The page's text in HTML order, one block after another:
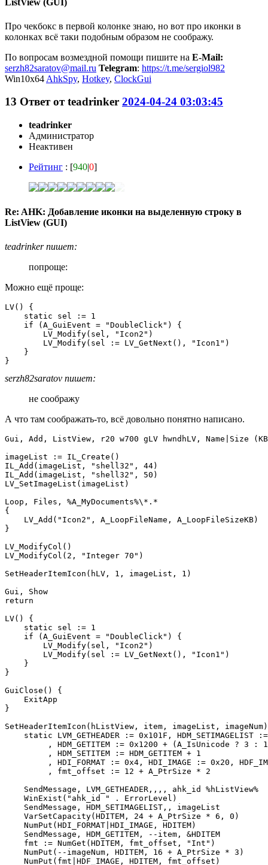
ListView (GUI)
Про чекбокс в первой колонке знаю, но вот про иконки в
колонках всё таки подобным образом не соображу.
По вопросам возмездной помощи пишите на E-Mail:
serzh82saratov@mail.ru Telegram: https://t.me/sergiol982
Win10x64 AhkSpy, Hotkey, ClockGui
13 Ответ отteadrinker 2024-04-24 03:03:45
teadrinker
Администратор
Неактивен
Рейтинг : [940|0]
Re: AHK: Добавление иконки на выделенную строку в
ListView (GUI)
teadrinker пишет:
попроще:
Можно ещё проще:
LV() {
    static sel := 1
    if (A_GuiEvent = "DoubleClick") {
        LV_Modify(sel, "Icon2")
        LV_Modify(sel := LV_GetNext(), "Icon1")
    }
}
serzh82saratov пишет:
не соображу
А что там соображать-то, всё довольно понятно написано.
Gui, Add, ListView, r20 w700 gLV hwndhLV, Name|Size
imageList := IL_Create()
IL_Add(imageList, "shell32", 44)
IL_Add(imageList, "shell32", 50)
LV_SetImageList(imageList)
Loop, Files, %A_MyDocuments%\*.*
{
    LV_Add("Icon2", A_LoopFileName, A_LoopFileSizeKB)
}
LV_ModifyCol()
LV_ModifyCol(2, "Integer 70")
SetHeaderItemIcon(hLV, 1, imageList, 1)
Gui, Show
return
LV() {
    static sel := 1
    if (A_GuiEvent = "DoubleClick") {
        LV_Modify(sel, "Icon2")
        LV_Modify(sel := LV_GetNext(), "Icon1")
    }
}
GuiClose() {
    ExitApp
}
SetHeaderItemIcon(hListView, item, imageList,
static LVM_GETHEADER := 0x101F, HDM_SETIMAGELIST
, HDM_GETITEM := 0x1200 + (A_IsUnicode ? 3 :
         , HDM_SETITEM := HDM_GETITEM + 1
, HDI_FORMAT := 0x4, HDI_IMAGE := 0x20,
         , fmt_offset := 12 + A_PtrSize * 2
    SendMessage, LVM_GETHEADER,,,, ahk_id %hListView%
    WinExist("ahk_id " . ErrorLevel)
    SendMessage, HDM_SETIMAGELIST,, imageList
    VarSetCapacity(HDITEM, 24 + A_PtrSize * 6, 0)
    NumPut(HDI_FORMAT|HDI_IMAGE, HDITEM)
    SendMessage, HDM_GETITEM, --item, &HDITEM
    fmt := NumGet(HDITEM, fmt_offset, "Int")
    NumPut(--imageNum, HDITEM, 16 + A_PtrSize * 3)
    NumPut(fmt|HDF_IMAGE, HDITEM, fmt_offset)